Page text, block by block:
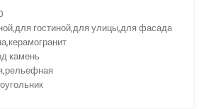
гостиной,для улицы,для фасада
камень